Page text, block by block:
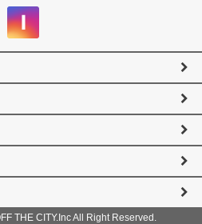
THE CITY.Inc All Right Reserved.